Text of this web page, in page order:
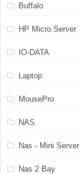
Buffalo
HP Micro Server
IO-DATA
Laptop
MousePro
NAS
Nas - Mini
Nas 2 Bay